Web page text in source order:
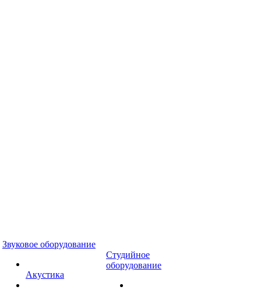
Звуковое оборудование
Акустика
Студийное
оборудование